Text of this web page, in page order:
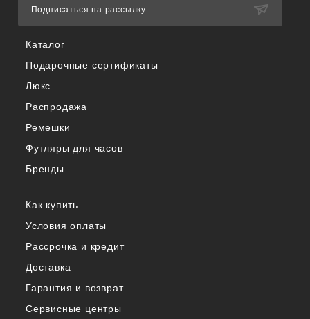
Каталог
Подарочные сертификаты
Люкс
Распродажа
Ремешки
Футляры для часов
Бренды
Как купить
Условия оплаты
Рассрочка и кредит
Доставка
Гарантия и возврат
Сервисные центры
Подписаться на рассылку